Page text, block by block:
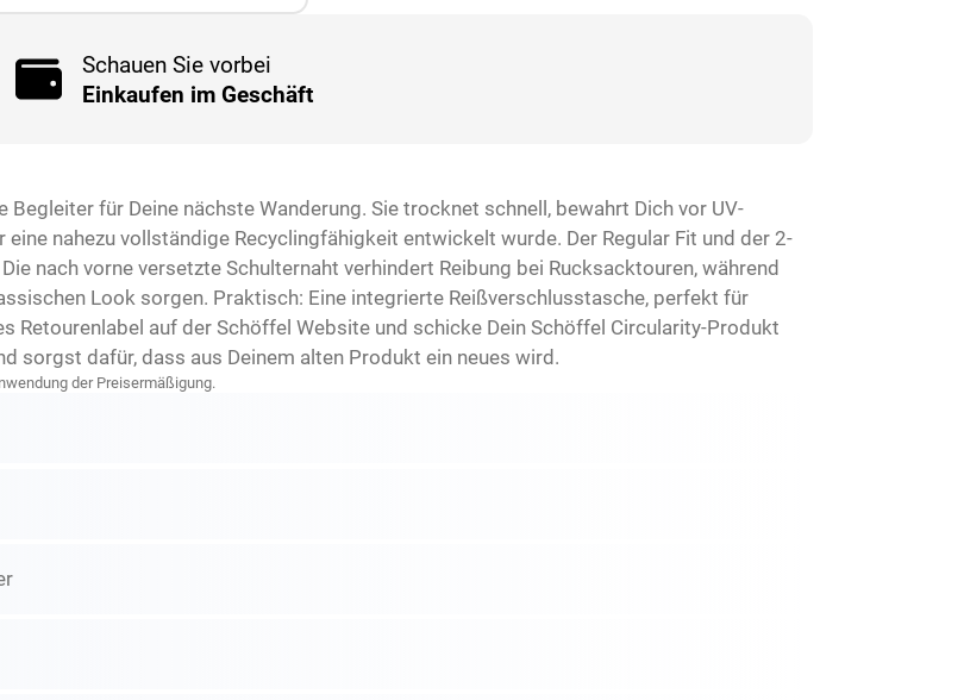
Schauen Sie vorbei
Einkaufen im Geschäft
für Deine nächste Wanderung. Sie trocknet schnell, bewahrt Dich vor UV-
nahezu vollständige Recyclingfähigkeit entwickelt wurde. Der Regular Fit und der 2-
nach vorne versetzte Schulternaht verhindert Reibung bei Rucksacktouren, während
Look sorgen. Praktisch: Eine integrierte Reißverschlusstasche, perfekt für
Retourenlabel auf der Schöffel Website und schicke Dein Schöffel Circularity-Produkt
sorgst dafür, dass aus Deinem alten Produkt ein neues wird.
der Preisermäßigung.